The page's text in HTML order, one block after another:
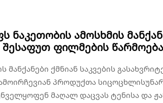
ამოსხმის
შესაფუთ ფილმების
ქმნიან საკვების
პროდუქთა
მაღალ დაცვას ტენისა და